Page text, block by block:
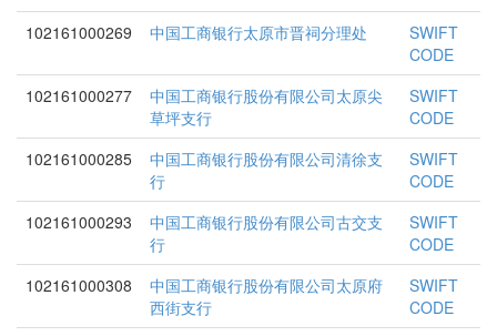
102161000269
中国工商银行太原市晋祠分理处
SWIFT
CODE
102161000277
中国工商银行股份有限公司太原尖
草坪支行
SWIFT
CODE
102161000285
中国工商银行股份有限公司清徐支
行
SWIFT
CODE
102161000293
中国工商银行股份有限公司古交支
行
SWIFT
CODE
102161000308
中国工商银行股份有限公司太原府
西街支行
SWIFT
CODE